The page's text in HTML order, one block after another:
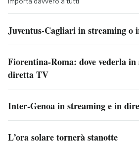
Juventus-Cagliari in streaming o
Fiorentina-Roma: dove vederla
diretta TV
Inter-Genoa in streaming e in
L’ora solare tornerà stanotte